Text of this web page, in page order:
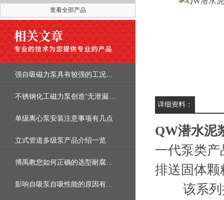
查看全部产品
强自吸磁力泵具有较强的工况适应性应用于各种工业场合
不锈钢化工磁力泵创造“无泄漏车间”、“无泄漏工厂”
单级离心泵安装注意事项有几点
立式管道多级泵产品介绍一览
博禹教您如何正确的选型耐腐蚀离心泵
影响自吸泵自吸性能的原因有哪些
详细资料：
QW潜水泥
一代泵类
排送固体
该系列排